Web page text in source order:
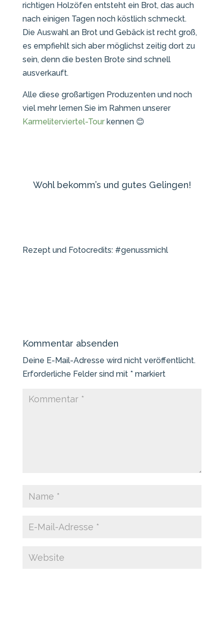
richtigen Holzöfen entsteht ein Brot, das auch
nach einigen Tagen noch köstlich schmeckt.
Die Auswahl an Brot und Gebäck ist recht groß,
es empfiehlt sich aber möglichst zeitig dort zu
sein, denn die besten Brote sind schnell
ausverkauft.
Alle diese großartigen Produzenten und noch
viel mehr lernen Sie im Rahmen unserer
Karmeliterviertel-Tourkennen 😊
Wohl bekomm’s und gutes Gelingen!
Rezept und Fotocredits: #genussmichl
Kommentar absenden
Deine E-Mail-Adresse wird nicht veröffentlicht.
Erforderliche Felder sind mit *markiert